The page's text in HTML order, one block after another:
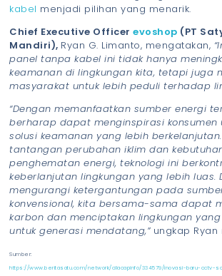
kabel menjadi pilihan yang menarik.
Chief Executive Officerevoshop (PT
Mandiri), Ryan G. Limanto, mengatakan,
panel tanpa kabel ini tidak hanya
keamanan di lingkungan kita, tetapi juga
masyarakat untuk lebih peduli terhadap
“Dengan memanfaatkan sumber energi
berharap dapat menginspirasi konsumen
solusi keamanan yang lebih
tantangan perubahan iklim dan
penghematan energi, teknologi ini
keberlanjutan lingkungan yang lebih luas.
mengurangi ketergantungan pada
konvensional, kita bersama-sama dapat
karbon dan menciptakan lingkungan
untuk generasi mendatang,” ungkap
Sumber:
https://www.beritasatu.com/network/cilacapinfo/334579/inovasi-baru-cctv-